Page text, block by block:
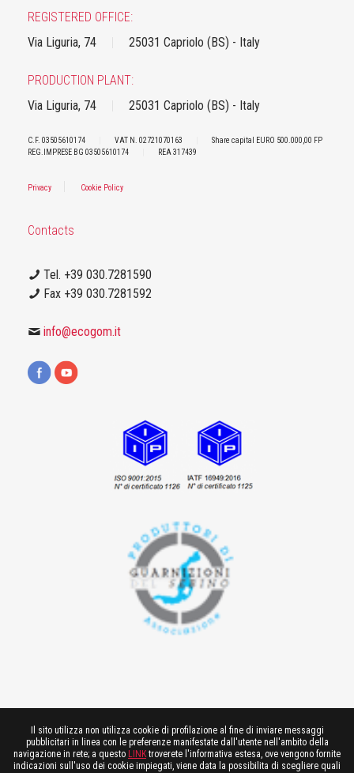
REGISTERED OFFICE:
Via Liguria, 74
25031 Capriolo (BS) - Italy
PRODUCTION PLANT:
Via Liguria, 74
25031 Capriolo (BS) - Italy
C.F. 03505610174 VAT N. 02721070163
Share capital EURO 500.000,00 FP
REG.IMPRESE BG 03505610174
REA 317439
Privacy Cookie Policy
Contacts
Tel. +39 030.7281590
Fax +39 030.7281592
info@ecogom.it
Il sito utilizza non utilizza cookie di profilazione al fine di inviare messaggi
pubblicitari in linea con le preferenze manifestate dall'utente nell'ambito della
navigazione in rete; a questo LINKtroverete l'informativa estesa, ove vengono fornite
indicazioni sull'uso dei cookie impiegati, viene data la possibilita di scegliere quali